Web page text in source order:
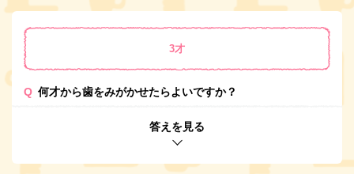
3才
Q 何才から歯をみがかせたらよいですか？
答えを見る